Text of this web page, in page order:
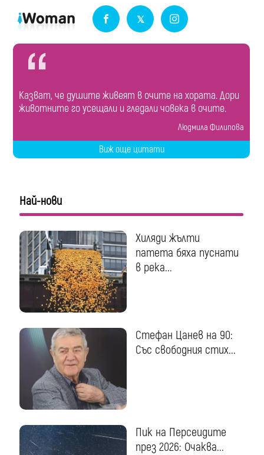
Казват, че душите живеят в очите на хората. Дори
животните го усещали и гледали човека в очите.
Людмила Филипова
Виж още цитати
Най-нови
Хиляди жълти
патета бяха пуснати
в река...
Стефан Цанев на 90:
Със свободния стих...
Пик на Персеидите
през 2026: Очаква...